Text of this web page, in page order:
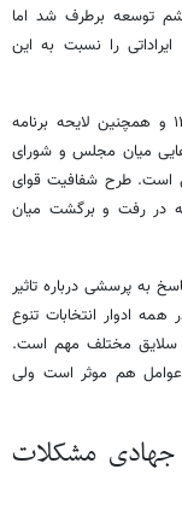
۲۹ قانون برنامه ششم توسعه برطرف شد اما
را نسبت به این
سخنگوی شورای نگهبان درباره لایحه بودجه سال ۱۴۰۳ و همچنین لایحه برنامه
میان مجلس و شورای
است. طرح شفافیت قوای
در رفت و برگشت میان
به پرسشی درباره تاثیر
ادوار انتخابات تنوع
سلایق مختلف مهم است.
هم موثر است ولی
جهادی مشکلات